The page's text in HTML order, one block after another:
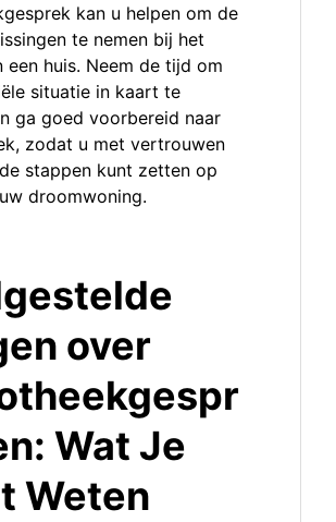
kan u helpen om de
te nemen bij het
een huis. Neem de tijd om
situatie in kaart te
ga goed voorbereid naar
zodat u met vertrouwen
stappen kunt zetten op
droomwoning.
over
Wat Je
Weten